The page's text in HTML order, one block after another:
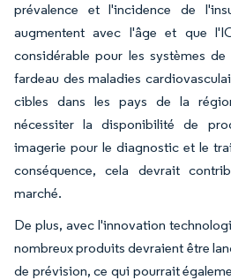
prévalence et l'incidence de
augmentent avec l'âge et que
considérable pour les systèmes
fardeau des maladies
cibles dans les pays de la
nécessiter la disponibilité de
imagerie pour le diagnostic et le
conséquence, cela devrait
marché.
De plus, avec l'innovation
nombreux produits devraient être
de prévision, ce qui pourrait